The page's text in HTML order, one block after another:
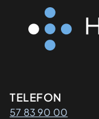
TELEFON
57 83 90 00